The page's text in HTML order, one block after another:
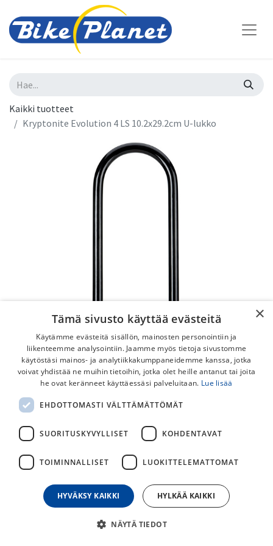
Kaikki tuotteet
Kryptonite Evolution 4 LS 10.2x29.2cm U-lukko
Kryptonite Evolution 4 LS
10.2x29.2cm U-lukko
Huippusuojaava Kryptonite Evolution 4 Series U-Lukko.
Mukana kiinnike, jolla saat lukon kulkemaan tukevasti
pyörässä kiinni. Tämä lukko on normaalia pidempi malli.
110,00 €
×
Tämä sivusto käyttää evästeitä
Käytämme evästeitä sisällön, mainosten personointiin ja
liikenteemme analysointiin. Jaamme myös tietoja sivustomme
käytöstäsi mainos- ja analytiikkakumppaneidemme kanssa, jotka
voivat yhdistää ne muihin tietoihin, jotka olet heille antanut tai joita
he ovat keränneet käyttäessäsi palveluitaan. Lue lisää
EHDOTTOMASTI VÄLTTÄMÄTTÖMÄT
SUORITUSKYVYLLISET KOHDENTAVAT
TOIMINNALLISET LUOKITTELEMATTOMAT
HYVÄKSY KAIKKI HYLKÄÄ KAIKKI
NÄYTÄ TIEDOT